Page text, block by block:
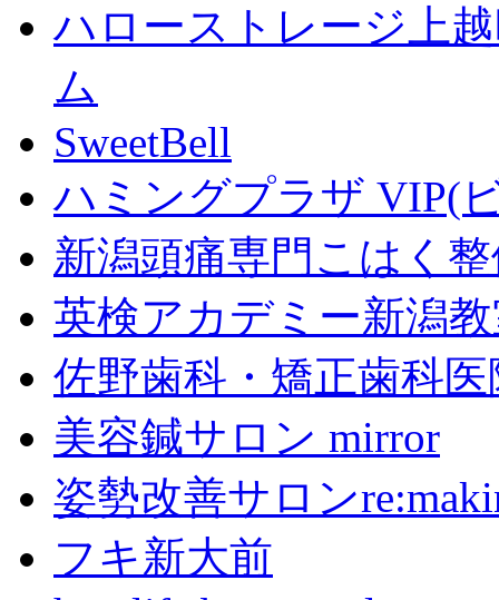
ハローストレージ上
ム
SweetBell
ハミングプラザ VIP(
新潟頭痛専門こはく
英検アカデミー新潟
佐野歯科・矯正歯科医
美容鍼サロン mirror
姿勢改善サロン
フキ新大前